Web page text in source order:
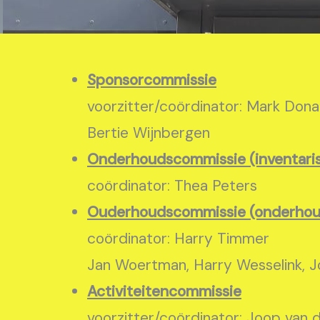
Sponsorcommissie
voorzitter/coördinator: Mark
Bertie Wijnbergen
Onderhoudscommissie
coördinator: Thea Peters
Ouderhoudscommissie
coördinator: Harry Timmer
Jan Woertman, Harry Wesselink,
Activiteitencommissie